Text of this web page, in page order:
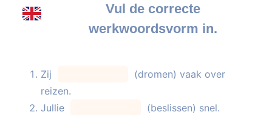
Vul de correcte
werkwoordsvorm in.
Zij
(dromen) vaak over
reizen.
Jullie
(beslissen) snel.